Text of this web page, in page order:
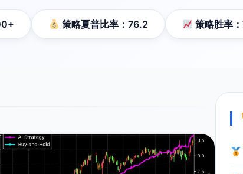
策略夏普比率：76.2 策略胜率